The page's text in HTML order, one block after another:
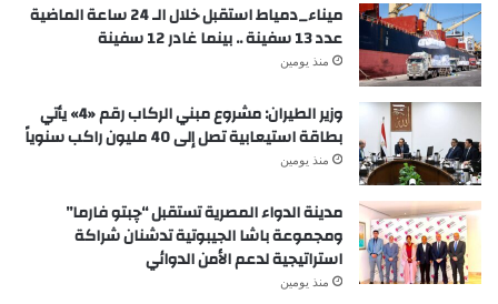
ميناء_دمياط استقبل خلال الـ 24 ساعة الماضية
عدد 13 سفينة .. بينما غادر 12 سفينة
منذ يومين
وزير الطيران: مشروع مبني الركاب رقم «4» يأتي
بطاقة استيعابية تصل إلى 40 مليون راكب سنوياً
منذ يومين
مدينة الدواء المصرية تستقبل “چبتو فارما”
ومجموعة باشا الجيبوتية تدشنان شراكة
استراتيجية لدعم الأمن الدوائي
منذ يومين